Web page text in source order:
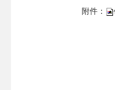
附件：